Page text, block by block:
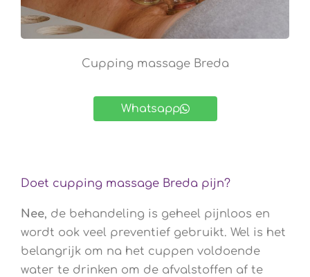
Cupping massage Breda
Whatsapp
Doet cupping massage Breda pijn?
Nee, de behandeling is geheel pijnloos en
wordt ook veel preventief gebruikt. Wel is het
belangrijk om na het cuppen voldoende
water te drinken om de afvalstoffen af te